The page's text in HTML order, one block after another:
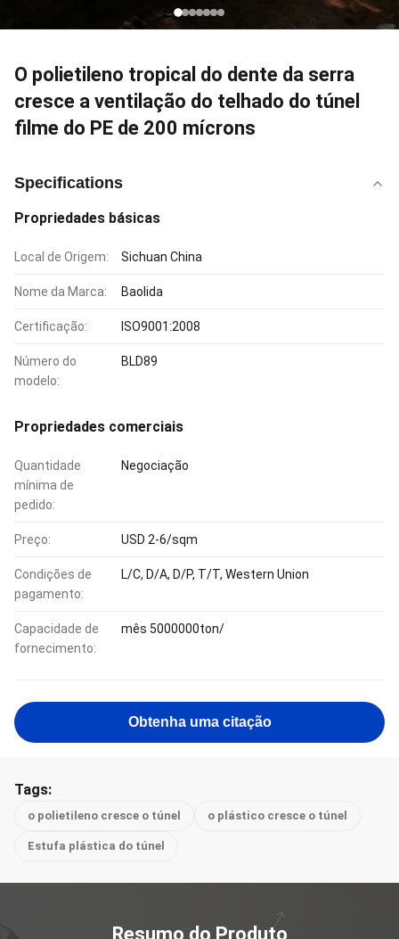
O polietileno tropical do dente da serra
cresce a ventilação do telhado do túnel
filme do PE de 200 mícrons
Specifications
Propriedades básicas
Local de Origem: Sichuan China
Nome da Marca: Baolida
Certificação: ISO9001:2008
Número do
modelo:
BLD89
Propriedades comerciais
Quantidade
mínima de
pedido:
Negociação
Preço: USD 2-6/sqm
Condições de
pagamento:
L/C, D/A, D/P, T/T, Western Union
Capacidade de
fornecimento:
mês 5000000ton/
Obtenha uma citação
Tags:
o polietileno cresce o túnel o plástico cresce o túnel
Estufa plástica do túnel
Resumo do Produto